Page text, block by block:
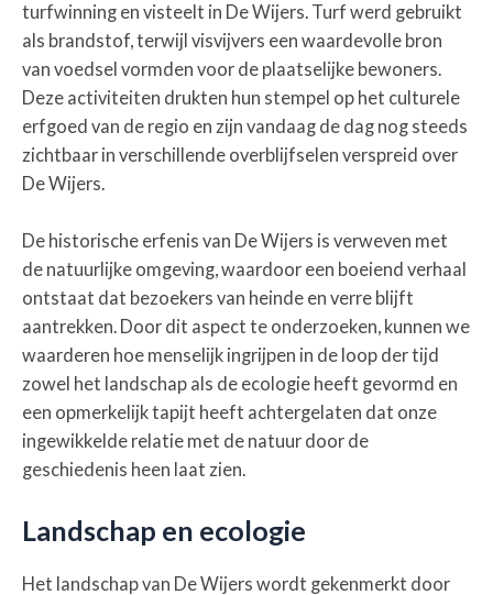
turfwinning en visteelt in De Wijers. Turf werd gebruikt
als brandstof, terwijl visvijvers een waardevolle bron
van voedsel vormden voor de plaatselijke bewoners.
Deze activiteiten drukten hun stempel op het culturele
erfgoed van de regio en zijn vandaag de dag nog steeds
zichtbaar in verschillende overblijfselen verspreid over
De Wijers.
De historische erfenis van De Wijers is verweven met
de natuurlijke omgeving, waardoor een boeiend verhaal
ontstaat dat bezoekers van heinde en verre blijft
aantrekken. Door dit aspect te onderzoeken, kunnen we
waarderen hoe menselijk ingrijpen in de loop der tijd
zowel het landschap als de ecologie heeft gevormd en
een opmerkelijk tapijt heeft achtergelaten dat onze
ingewikkelde relatie met de natuur door de
geschiedenis heen laat zien.
Landschap en ecologie
Het landschap van De Wijers wordt gekenmerkt door